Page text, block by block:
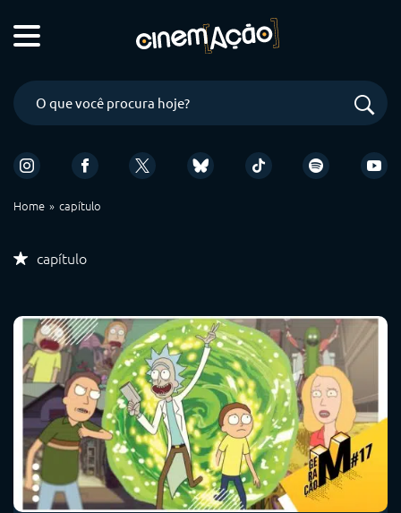
Home capítulo
capítulo